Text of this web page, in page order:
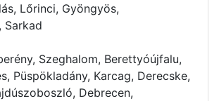
Lőrinci, Gyöngyös,
Sarkad
Szeghalom, Berettyóújfalu,
Püspökladány, Karcag, Derecske,
Debrecen,